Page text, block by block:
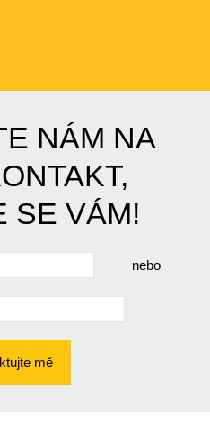
NÁM NA
SE VÁM!
nebo
mě